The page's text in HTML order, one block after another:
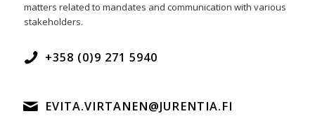
matters related to mandates and communication with various
stakeholders.
+358 (0)9 271 5940
EVITA.VIRTANEN@JURENTIA.FI